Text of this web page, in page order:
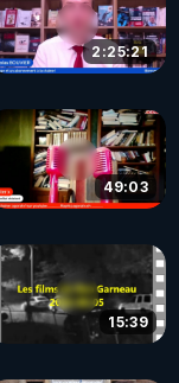
2:25:21
49:03
15:39